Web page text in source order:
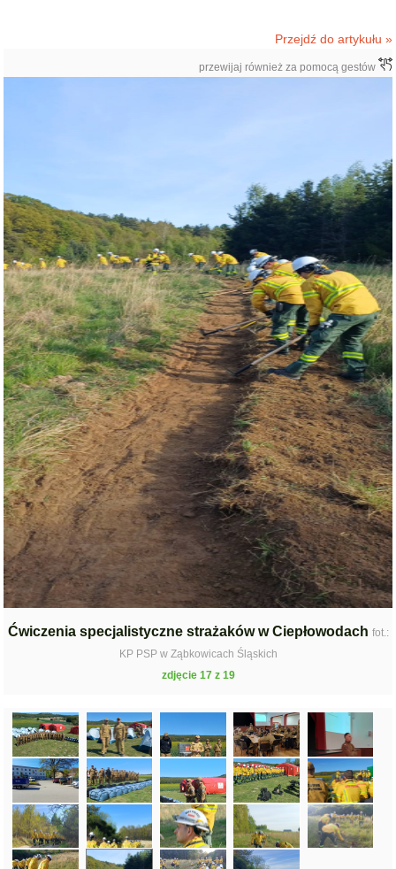
Przejdź do artykułu »
przewijaj również za pomocą gestów
Ćwiczenia specjalistyczne strażaków w Ciepłowodach fot.:
KP PSP w Ząbkowicach Śląskich
zdjęcie 17 z 19